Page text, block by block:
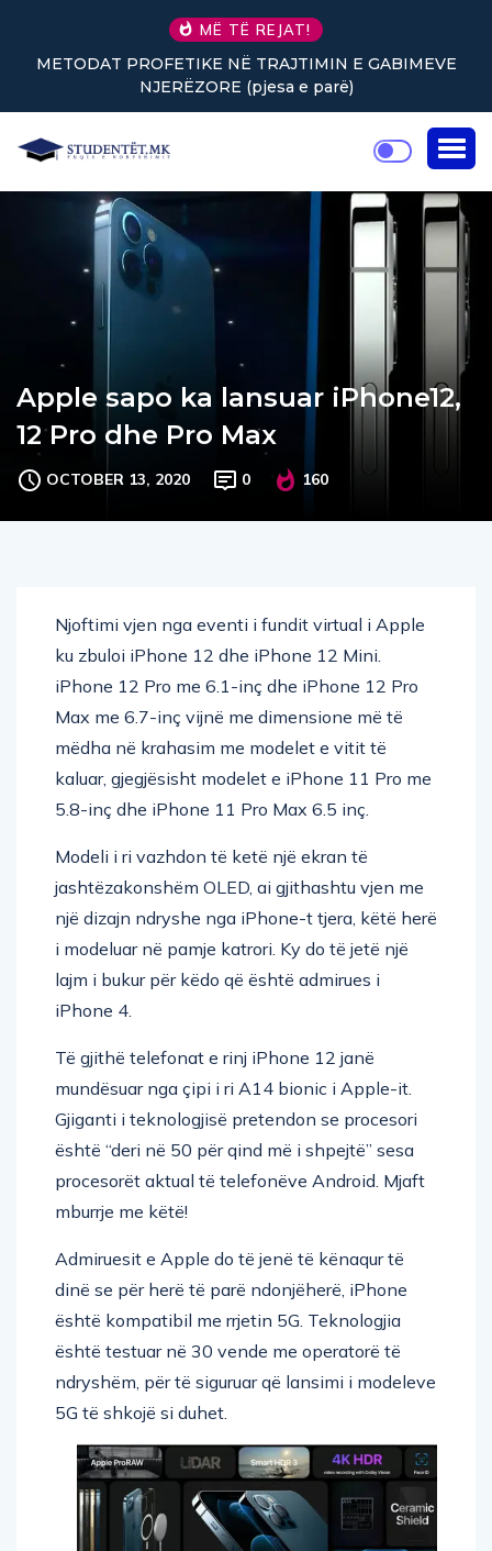
MË TË REJAT!
E GABIMEVE
Nuk keni vullnet për të punuar? Tre
rikthejnë energjinë
Apple sapo ka lansuar iPhone12,
12 Pro dhe Pro Max
OCTOBER 13, 2020 0 160
Njoftimi vjen nga eventi i fundit virtual i Apple
ku zbuloi iPhone 12 dhe iPhone 12 Mini.
iPhone 12 Pro me 6.1-inç dhe iPhone 12 Pro
Max me 6.7-inç vijnë me dimensione më të
mëdha në krahasim me modelet e vitit të
kaluar, gjegjësisht modelet e iPhone 11 Pro me
5.8-inç dhe iPhone 11 Pro Max 6.5 inç.
Modeli i ri vazhdon të ketë një ekran të
jashtëzakonshëm OLED, ai gjithashtu vjen me
një dizajn ndryshe nga iPhone-t tjera, këtë herë
i modeluar në pamje katrori. Ky do të jetë një
lajm i bukur për këdo që është admirues i
iPhone 4.
Të gjithë telefonat e rinj iPhone 12 janë
mundësuar nga çipi i ri A14 bionic i Apple-it.
Gjiganti i teknologjisë pretendon se procesori
është “deri në 50 për qind më i shpejtë” sesa
procesorët aktual të telefonëve Android. Mjaft
mburrje me këtë!
Admiruesit e Apple do të jenë të kënaqur të
dinë se për herë të parë ndonjëherë, iPhone
është kompatibil me rrjetin 5G. Teknologjia
është testuar në 30 vende me operatorë të
ndryshëm, për të siguruar që lansimi i modeleve
5G të shkojë si duhet.